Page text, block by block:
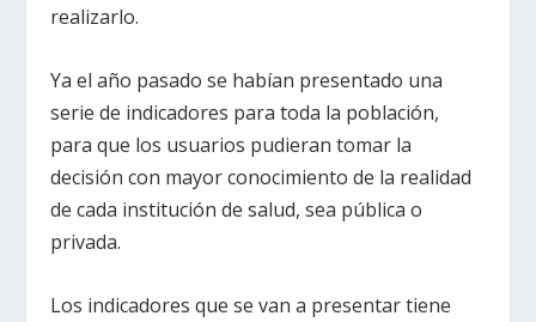
realizarlo.
Ya el año pasado se habían presentado una
serie de indicadores para toda la población,
para que los usuarios pudieran tomar la
decisión con mayor conocimiento de la realidad
de cada institución de salud, sea pública o
privada.
Los indicadores que se van a presentar tiene